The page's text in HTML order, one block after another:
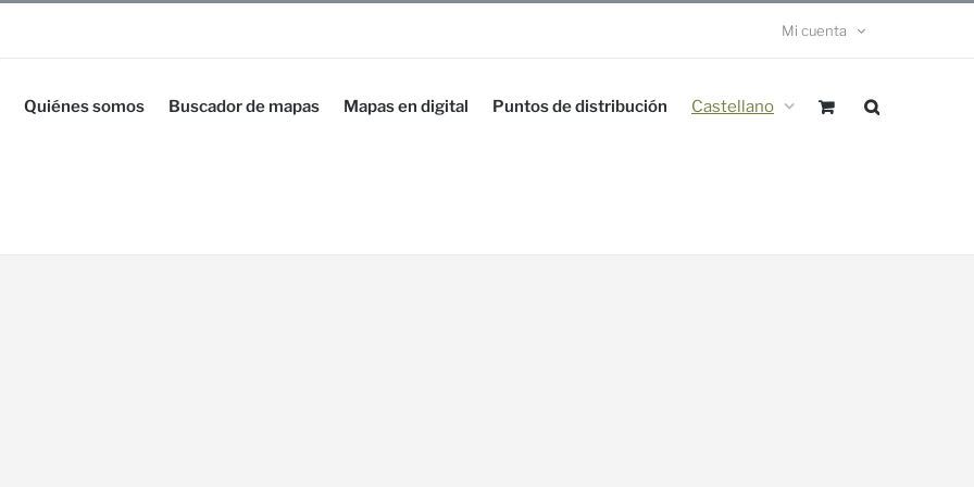
Mi cuenta
Quiénes somos Buscador de mapas Mapas en digital Puntos de distribución Castellano